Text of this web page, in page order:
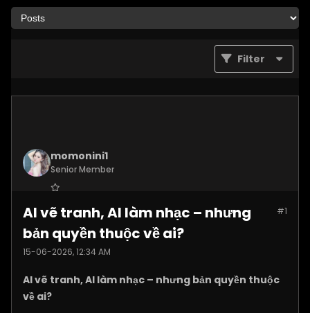
Filter
momonini1
Senior Member
Posts:5399 #1
AI vẽ tranh, AI làm nhạc – nhưng
bản quyền thuộc về ai?
15-06-2026, 12:34 AM
AI vẽ tranh, AI làm nhạc – nhưng bản quyền thuộc
về ai?